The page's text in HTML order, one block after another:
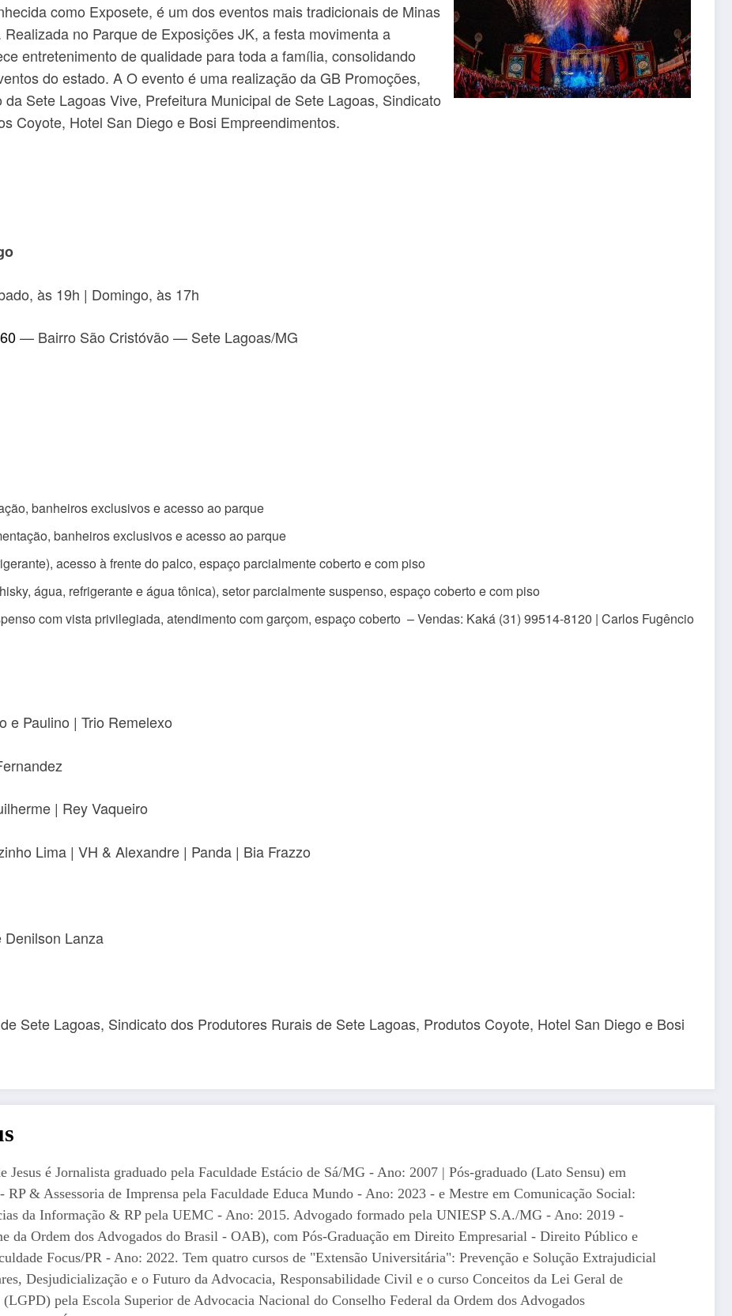
como Exposete, é um dos eventos mais tradicionais de Minas
no Parque de Exposições JK, a festa movimenta a
entretenimento de qualidade para toda a família, consolidando
do estado. A O evento é uma realização da GB Promoções,
Sete Lagoas Vive, Prefeitura Municipal de Sete Lagoas, Sindicato
Coyote, Hotel San Diego e Bosi Empreendimentos.
às 19h | Domingo, às 17h
— Bairro São Cristóvão — Sete Lagoas/MG
banheiros exclusivos e acesso ao parque
banheiros exclusivos e acesso ao parque
acesso à frente do palco, espaço parcialmente coberto e com piso
água, refrigerante e água tônica), setor parcialmente suspenso, espaço coberto e com piso
com vista privilegiada, atendimento com garçom, espaço coberto – Vendas: Kaká (31) 99514-8120 | Carlos Fugêncio
Paulino | Trio Remelexo
| Rey Vaqueiro
Lima | VH & Alexandre | Panda | Bia Frazzo
Lanza
Sete Lagoas, Sindicato dos Produtores Rurais de Sete Lagoas, Produtos Coyote, Hotel San Diego e Bosi
Jesus é Jornalista graduado pela Faculdade Estácio de Sá/MG - Ano: 2007 | Pós-graduado (Lato Sensu) em
RP & Assessoria de Imprensa pela Faculdade Educa Mundo - Ano: 2023 - e Mestre em Comunicação Social:
da Informação & RP pela UEMC - Ano: 2015. Advogado formado pela UNIESP S.A./MG - Ano: 2019 -
da Ordem dos Advogados do Brasil - OAB), com Pós-Graduação em Direito Empresarial - Direito Público e
Focus/PR - Ano: 2022. Tem quatro cursos de "Extensão Universitária": Prevenção e Solução Extrajudicial
Desjudicialização e o Futuro da Advocacia, Responsabilidade Civil e o curso Conceitos da Lei Geral de
(LGPD) pela Escola Superior de Advocacia Nacional do Conselho Federal da Ordem dos Advogados